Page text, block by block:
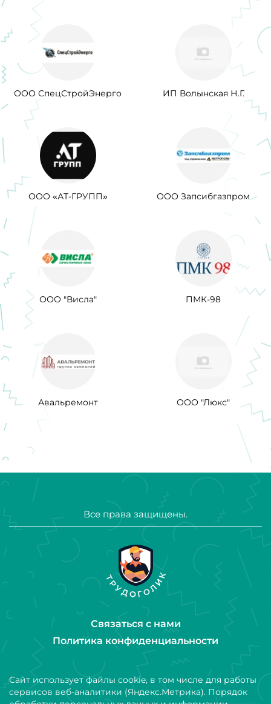
ООО СпецСтройЭнерго ИП Волынская Н.Г.
ООО «АТ-ГРУПП» ООО Запсибгазпром
ООО "Висла" ПМК-98
Авальремонт ООО "Люкс"
Все права защищены.
Связаться с нами
Политика конфиденциальности
Сайт использует файлы cookie, в том числе для работы
сервисов веб-аналитики (Яндекс.Метрика). Порядок